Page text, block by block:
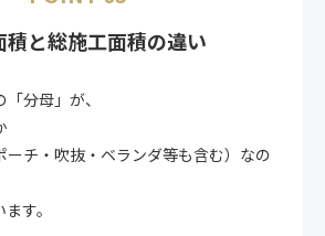
積と総施工面積の違い
分母」が、
ーチ・吹抜・ベランダ等も含む）なの
す。